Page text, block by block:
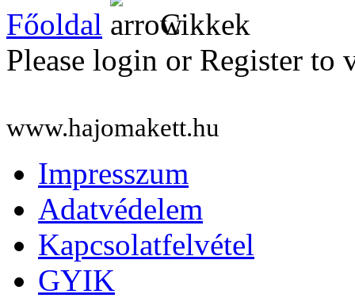
Főoldal
Cikkek
Please login or Register to
www.hajomakett.hu
Impresszum
Adatvédelem
Kapcsolatfelvétel
GYIK